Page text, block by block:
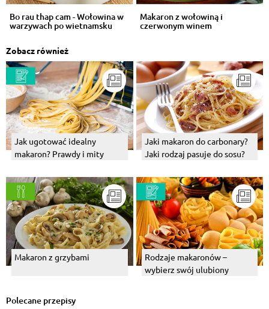
Bo rau thap cam - Wołowina w
warzywach po wietnamsku
Makaron z wołowiną i
czerwonym winem
Zobacz również
Jak ugotować idealny
makaron? Prawdy i mity
Jaki makaron do carbonary?
Jaki rodzaj pasuje do sosu?
Makaron z grzybami
Rodzaje makaronów –
wybierz swój ulubiony
Polecane przepisy